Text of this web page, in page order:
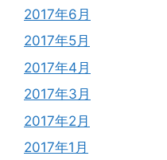
2017年6月
2017年5月
2017年4月
2017年3月
2017年2月
2017年1月